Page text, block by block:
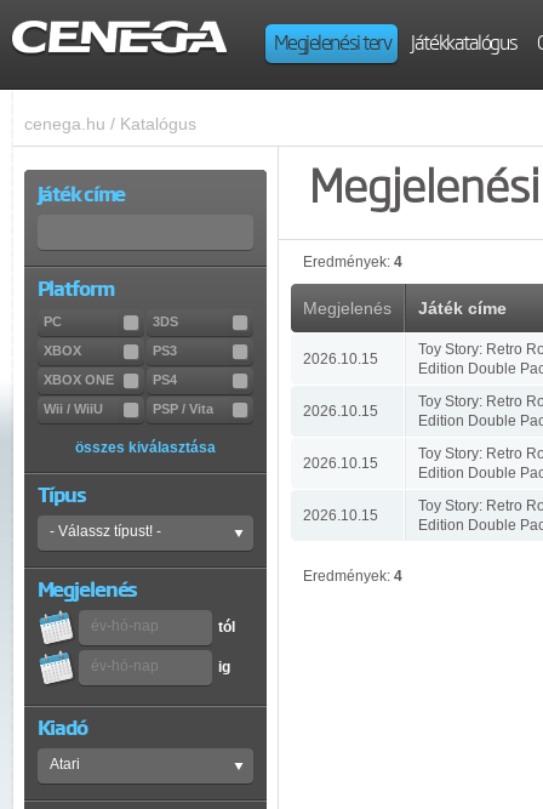
Megjelenési terv Játékkatalógus
cenega.hu / Katalógus
Játék címe
Platform
PC
3DS
XBOX
PS3
XBOX ONE
PS4
Wii / WiiU
PSP / Vita
összes kiválasztása
Típus
Megjelenés
tól
ig
Kiadó
Eredmények: 4
Megjelenés Játék címe
2026.10.15
Toy Story: Retro
Edition Double
2026.10.15
Toy Story: Retro
Edition Double
2026.10.15
Toy Story: Retro
Edition Double
2026.10.15
Toy Story: Retro
Edition Double
Eredmények: 4